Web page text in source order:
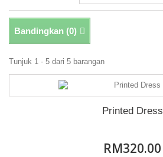
Bandingkan (0)
Tunjuk 1 - 5 dari 5 barangan
Printed Dress
RM320.00